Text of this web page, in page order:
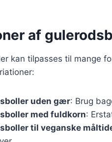
af
kan tilpasses til mange
uden gær: Brug
med fuldkorn:
til veganske